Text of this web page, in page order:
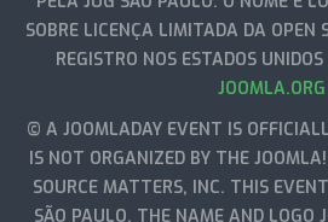
SOBRE LICENÇA LIMITADA DA OPEN
REGISTRO NOS ESTADOS
JOOMLA.ORG
© A JOOMLADAY EVENT IS
IS NOT ORGANIZED BY THE
SOURCE MATTERS, INC. THIS
SÃO PAULO. THE NAME AND LOGO